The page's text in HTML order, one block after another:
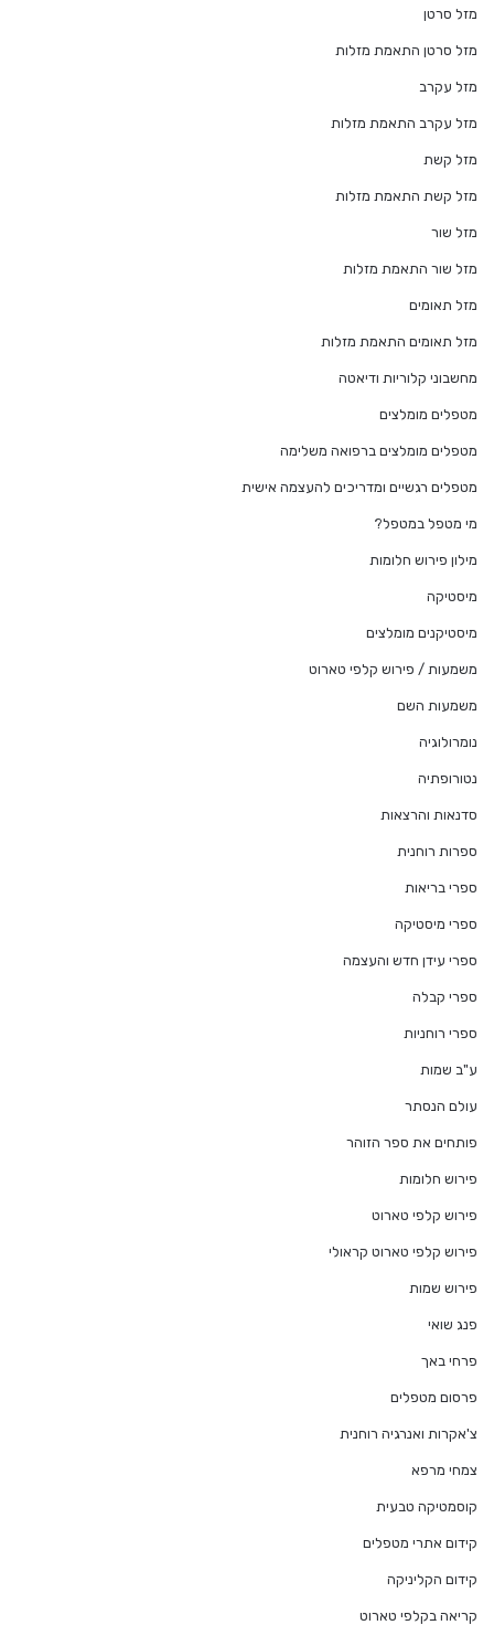
מזל סרטן
מזל סרטן התאמת מזלות
מזל עקרב
מזל עקרב התאמת מזלות
מזל קשת
מזל קשת התאמת מזלות
מזל שור
מזל שור התאמת מזלות
מזל תאומים
מזל תאומים התאמת מזלות
מחשבוני קלוריות ודיאטה
מטפלים מומלצים
מטפלים מומלצים ברפואה משלימה
מטפלים רגשיים ומדריכים להעצמה אישית
מי מטפל במטפל?
מילון פירוש חלומות
מיסטיקה
מיסטיקנים מומלצים
משמעות / פירוש קלפי טארוט
משמעות השם
נומרולוגיה
נטורופתיה
סדנאות והרצאות
ספרות רוחנית
ספרי בריאות
ספרי מיסטיקה
ספרי עידן חדש והעצמה
ספרי קבלה
ספרי רוחניות
ע"ב שמות
עולם הנסתר
פותחים את ספר הזוהר
פירוש חלומות
פירוש קלפי טארוט
פירוש קלפי טארוט קראולי
פירוש שמות
פנג שואי
פרחי באך
פרסום מטפלים
צ'אקרות ואנרגיה רוחנית
צמחי מרפא
קוסמטיקה טבעית
קידום אתרי מטפלים
קידום הקליניקה
קריאה בקלפי טארוט